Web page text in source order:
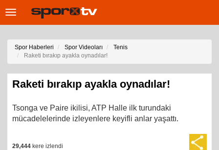
Toggle
Spor Haberleri Spor Videoları
Tenis
Raketi bırakıp ayakla oynadılar!
Raketi bırakıp ayakla oynadılar!
Tsonga ve Paire ikilisi, ATP Halle ilk turundaki
mücadelelerinde izleyenlere keyifli anlar yaşattı.
29,444 kere izlendi